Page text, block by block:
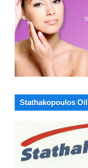
Stathakopoulos Oil